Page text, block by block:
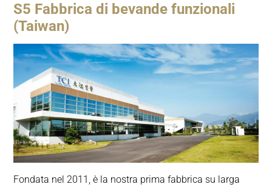
S5 Fabbrica di bevande funzionali
(Taiwan)
Fondata nel 2011, è la nostra prima fabbrica su larga